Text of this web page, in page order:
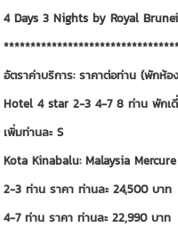
4 Days 3 Nights by Royal
อัตราค่าบริการ: ราคาต่อท่าน (พักห้
Hotel 4 star 2-3 4-7 8 ท่าน พักเ
เพิ่มท่านละ S
Kota Kinabalu: Malaysia
2-3 ท่าน ราคา ท่านละ 24,500 บาท
4-7 ท่าน ราคา ท่านละ 22,990 บาท